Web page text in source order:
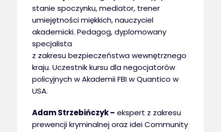
stanie spoczynku, mediator, trener
umiejętności miękkich, nauczyciel
akademicki. Pedagog, dyplomowany
specjalista
z zakresu bezpieczeństwa wewnętrznego
kraju. Uczestnik kursu dla negocjatorów
policyjnych w Akademii FBI w Quantico w
USA.
Adam Strzebińczyk – ekspert z zakresu
prewencji kryminalnej oraz idei Community